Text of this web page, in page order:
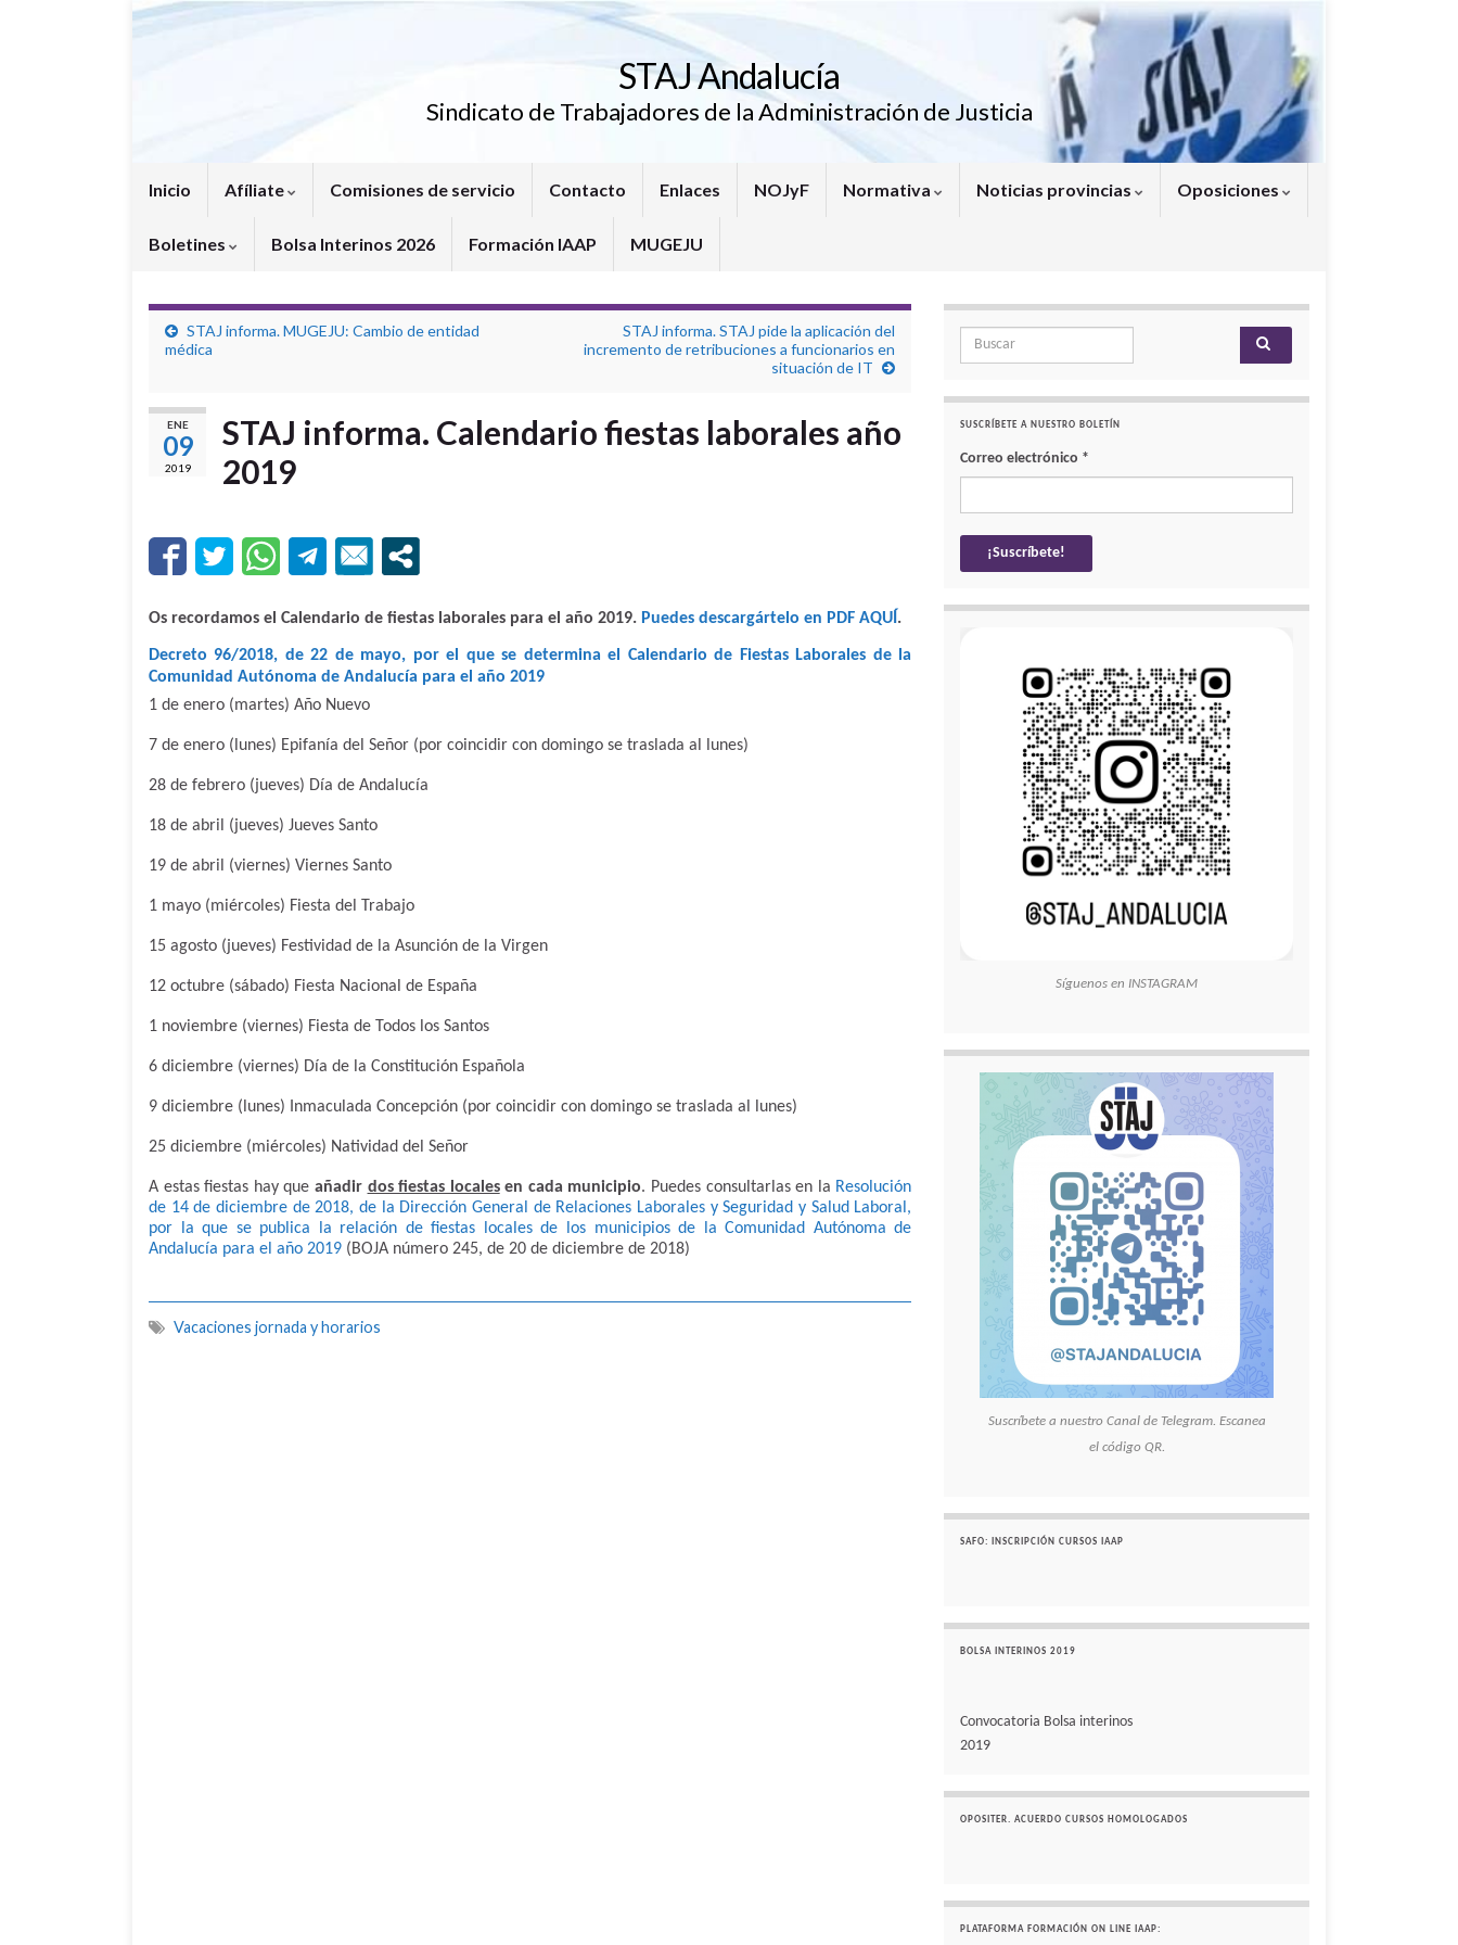
STAJ Andalucía
Sindicato de Trabajadores de la Administración de Justicia
Inicio Afíliate Comisiones de servicio Contacto Enlaces NOJyF Normativa Noticias provincias Oposiciones
Boletines Bolsa Interinos 2026 Formación IAAP MUGEJU
STAJ informa. MUGEJU: Cambio de entidad
médica
STAJ informa. STAJ pide la aplicación del
incremento de retribuciones a funcionarios en
situación de IT
ENE
09
2019
STAJ informa. Calendario fiestas laborales año
2019
Os recordamos el Calendario de fiestas laborales para el año 2019. Puedes descargártelo en PDF AQUÍ .
Decreto 96/2018, de 22 de mayo, por el que se determina el Calendario de Fiestas Laborales de la
Comunidad Autónoma de Andalucía para el año 2019
1 de enero (martes) Año Nuevo
7 de enero (lunes) Epifanía del Señor (por coincidir con domingo se traslada al lunes)
28 de febrero (jueves) Día de Andalucía
18 de abril (jueves) Jueves Santo
19 de abril (viernes) Viernes Santo
1 mayo (miércoles) Fiesta del Trabajo
15 agosto (jueves) Festividad de la Asunción de la Virgen
12 octubre (sábado) Fiesta Nacional de España
1 noviembre (viernes) Fiesta de Todos los Santos
6 diciembre (viernes) Día de la Constitución Española
9 diciembre (lunes) Inmaculada Concepción (por coincidir con domingo se traslada al lunes)
25 diciembre (miércoles) Natividad del Señor
A estas fiestas hay que añadir dos fiestas localesen cada municipio. Puedes consultarlas en la Resolución
de 14 de diciembre de 2018, de la Dirección General de Relaciones Laborales y Seguridad y Salud Laboral,
por la que se publica la relación de fiestas locales de los municipios de la Comunidad Autónoma de
Andalucía para el año 2019 (BOJA número 245, de 20 de diciembre de 2018)
Vacaciones jornada y horarios
Search for:
SUSCRÍBETE A NUESTRO BOLETÍN
Correo electrónico *
Síguenos en INSTAGRAM
Suscríbete a nuestro Canal de Telegram. Escanea
el código QR.
SAFO: INSCRIPCIÓN CURSOS IAAP
BOLSA INTERINOS 2019
Convocatoria Bolsa interinos
2019
OPOSITER. ACUERDO CURSOS HOMOLOGADOS
PLATAFORMA FORMACIÓN ON LINE IAAP: